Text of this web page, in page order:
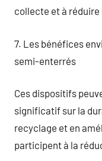
collecte et à réduire
7. Les bénéfices
semi-enterrés
Ces dispositifs
significatif sur la
recyclage et en
participent à la